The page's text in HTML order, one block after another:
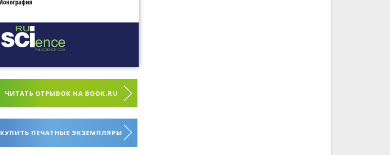
ЧИТАТЬ ОТРЫВОК НА BOOK.RU
КУПИТЬ ПЕЧАТНЫЕ ЭКЗЕМПЛЯРЫ